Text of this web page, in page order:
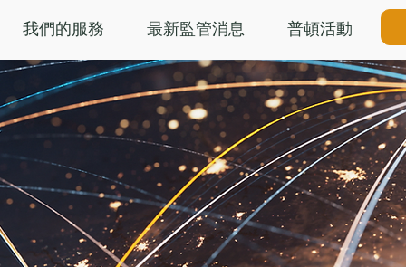
我們的服務 最新監管消息 普頓活動